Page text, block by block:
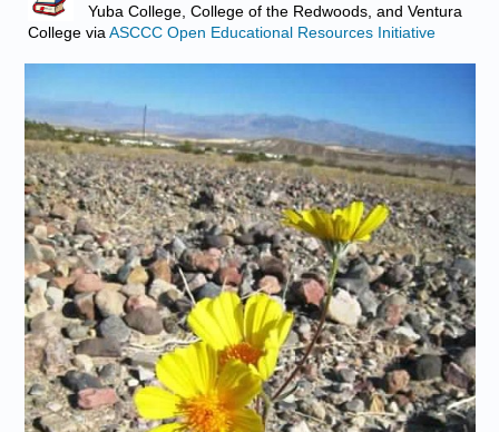
Yuba College, College of the Redwoods, and Ventura
Collegevia ASCCC Open Educational Resources Initiative